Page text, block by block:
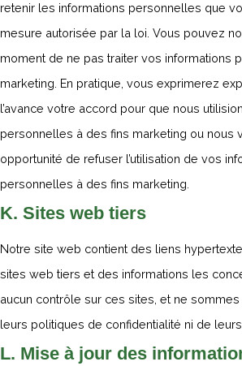
retenir les informations personnelles que
mesure autorisée par la loi. Vous pouvez
moment de ne pas traiter vos informations
marketing. En pratique, vous exprimerez
l’avance votre accord pour que nous
personnelles à des fins marketing ou nous
opportunité de refuser l’utilisation de vos
personnelles à des fins marketing.
K. Sites web tiers
Notre site web contient des liens
sites web tiers et des informations les
aucun contrôle sur ces sites, et ne
leurs politiques de confidentialité ni de leurs
L. Mise à jour des